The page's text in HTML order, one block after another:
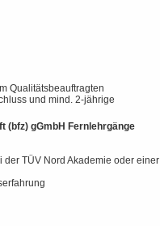
Qualitätsbeauftragten
und mind. 2-jährige
(bfz) gGmbH Fernlehrgänge
TÜV Nord Akademie oder einer